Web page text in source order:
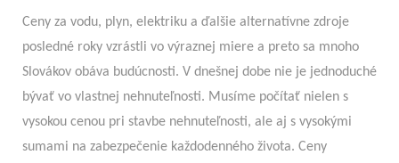
Ceny za vodu, plyn, elektriku a ďalšie alternatívne zdroje
posledné roky vzrástli vo výraznej miere a preto sa mnoho
Slovákov obáva budúcnosti. V dnešnej dobe nie je jednoduché
bývať vo vlastnej nehnuteľnosti. Musíme počítať nielen s
vysokou cenou pri stavbe nehnuteľnosti, ale aj s vysokými
sumami na zabezpečenie každodenného života. Ceny